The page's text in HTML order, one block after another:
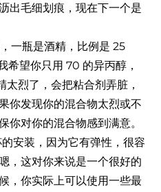
出毛细划痕，现在下一个是
一瓶是酒精，比例是 25
希望你只用 70 的异丙醇，
烈了，会把粘合剂弄脏，
你发现你的混合物太烈或不
你对你的混合物感到满意。
安装，因为它有弹性，很容
，这对你来说是一个很好的
，你实际上可以使用一些最